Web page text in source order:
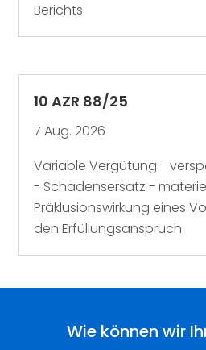
Berichts
10 AZR 88/25
7 Aug. 2026
Variable Vergütung -
- Schadensersatz -
Präklusionswirkung eines
den Erfüllungsanspruch
Wie können wir